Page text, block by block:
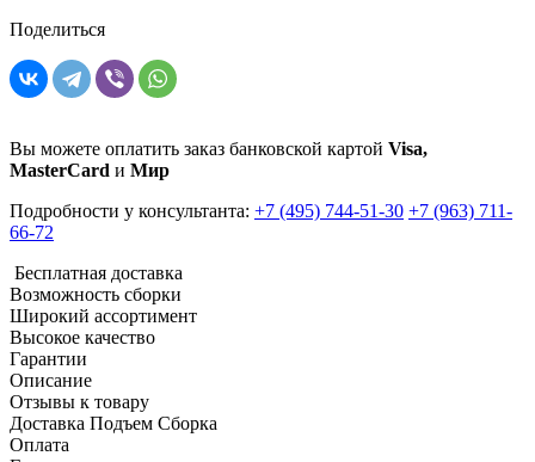
Поделиться
Вы можете оплатить заказ банковской картой Visa,
MasterCard и Мир
Подробности у консультанта: +7 (495) 744-51-30 +7 (963) 711-
66-72
Бесплатная доставка
Возможность сборки
Широкий ассортимент
Высокое качество
Гарантии
Описание
Отзывы к товару
Доставка Подъем Сборка
Оплата